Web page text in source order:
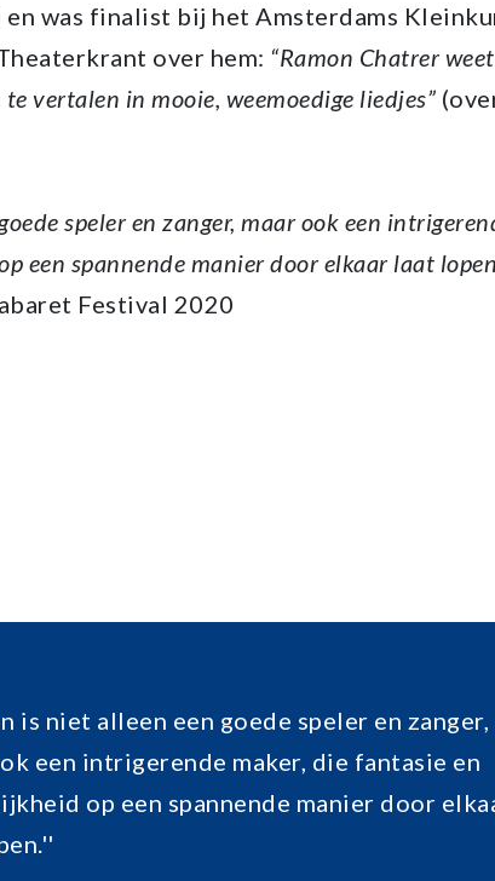
was finalist bij het Amsterdams
over hem: “Ramon Chatrer
vertalen in mooie, weemoedige liedjes”
speler en zanger, maar ook een
een spannende manier door elkaar laat
Festival 2020
is niet alleen een goede speler en zanger,
een intrigerende maker, die fantasie en
op een spannende manier door